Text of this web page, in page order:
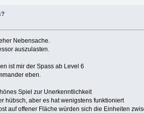
Nebensache.
auszulasten.
ist mir der Spass ab Level 6
eben.
Spiel zur Unerkenntlichkeit
hübsch, aber es hat wenigstens funktioniert
auf offener Fläche würden sich die Einheiten